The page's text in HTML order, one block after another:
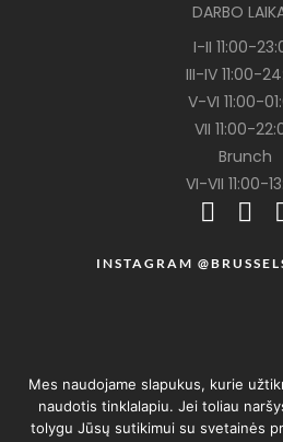
DARBO
I-II 11:00-
III-IV 11:00-
V-VI 11:00-
VII 11:00-
Brunch
VI-VII 11:00-
INSTAGRAM
Mes naudojame slapukus, kurie
naudotis tinklalapiu. Jei toliau
tolygu Jūsų sutikimui su svetainės